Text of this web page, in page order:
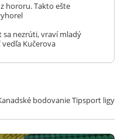
hororu. Takto ešte
sa nezrúti, vraví mladý
vedľa Kučerova
bodovanie Tipsport ligy